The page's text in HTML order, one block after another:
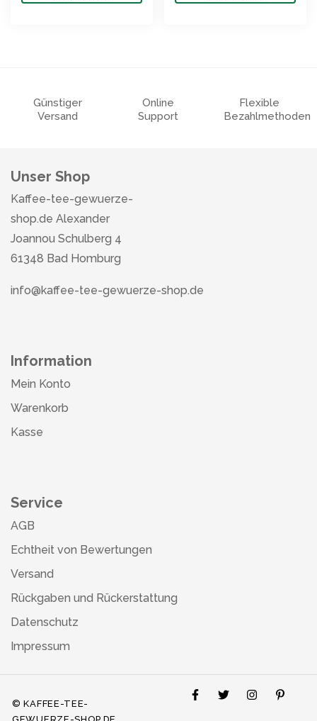
Günstiger
Versand
Online
Support
Flexible
Bezahlmethoden
Unser Shop
Kaffee-tee-gewuerze-
shop.de Alexander
Joannou Schulberg 4
61348 Bad Homburg
info@kaffee-tee-gewuerze-shop.de
Information
Mein Konto
Warenkorb
Kasse
Service
AGB
Echtheit von Bewertungen
Versand
Rückgaben und Rückerstattung
Datenschutz
Impressum
© KAFFEE-TEE-